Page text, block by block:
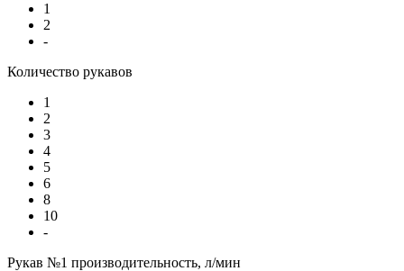
1
2
-
Количество рукавов
1
2
3
4
5
6
8
10
-
Рукав №1 производительность, л/мин